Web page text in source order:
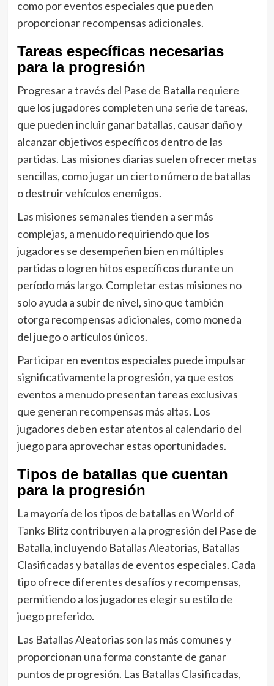
como por eventos especiales que pueden
proporcionar recompensas adicionales.
Tareas específicas necesarias
para la progresión
Progresar a través del Pase de Batalla requiere
que los jugadores completen una serie de tareas,
que pueden incluir ganar batallas, causar daño y
alcanzar objetivos específicos dentro de las
partidas. Las misiones diarias suelen ofrecer metas
sencillas, como jugar un cierto número de batallas
o destruir vehículos enemigos.
Las misiones semanales tienden a ser más
complejas, a menudo requiriendo que los
jugadores se desempeñen bien en múltiples
partidas o logren hitos específicos durante un
período más largo. Completar estas misiones no
solo ayuda a subir de nivel, sino que también
otorga recompensas adicionales, como moneda
del juego o artículos únicos.
Participar en eventos especiales puede impulsar
significativamente la progresión, ya que estos
eventos a menudo presentan tareas exclusivas
que generan recompensas más altas. Los
jugadores deben estar atentos al calendario del
juego para aprovechar estas oportunidades.
Tipos de batallas que cuentan
para la progresión
La mayoría de los tipos de batallas en World of
Tanks Blitz contribuyen a la progresión del Pase de
Batalla, incluyendo Batallas Aleatorias, Batallas
Clasificadas y batallas de eventos especiales. Cada
tipo ofrece diferentes desafíos y recompensas,
permitiendo a los jugadores elegir su estilo de
juego preferido.
Las Batallas Aleatorias son las más comunes y
proporcionan una forma constante de ganar
puntos de progresión. Las Batallas Clasificadas,